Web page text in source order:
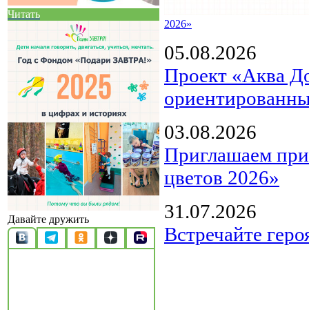
Читать
Давайте дружить
2026»
05.08.2026
Проект «Аква
03.08.2026
Приглашаем
цветов 2026»
31.07.2026
Встречайте